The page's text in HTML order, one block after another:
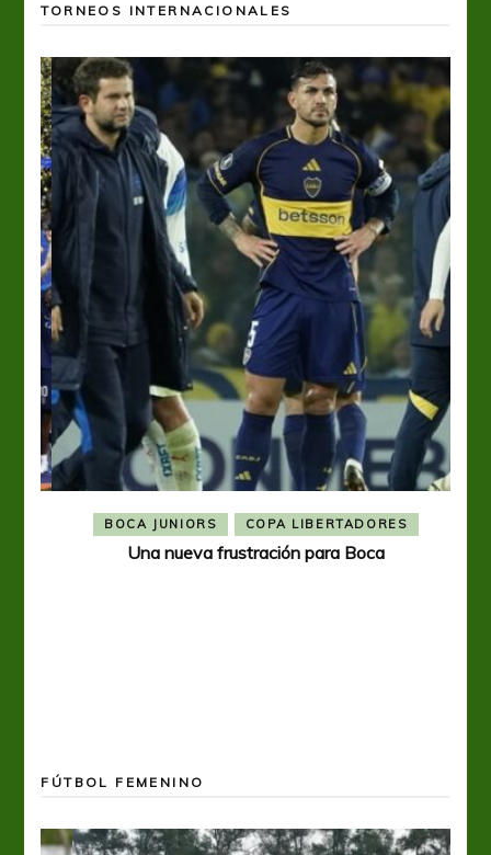
TORNEOS INTERNACIONALES
BOCA JUNIORS COPA LIBERTADORES
Una nueva frustración para Boca
FÚTBOL FEMENINO